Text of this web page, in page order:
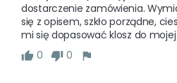
dostarczenie zamówienia.
się z opisem, szkło porządne,
mi się dopasować klosz do
0
0